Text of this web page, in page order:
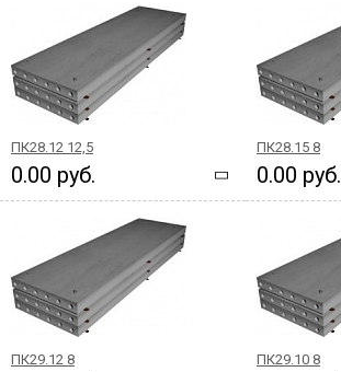
ПК28.12 12,5
0.00 руб.
ПК28.15 8
0.00 руб.
ПК29.12 8 ПК29.10 8